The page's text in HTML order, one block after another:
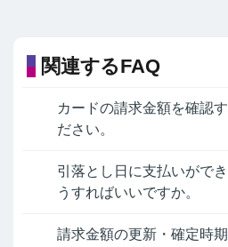
関連するFAQ
カードの請求金額を確認
ださい。
引落とし日に支払いがで
うすればいいですか。
請求金額の更新・確定時